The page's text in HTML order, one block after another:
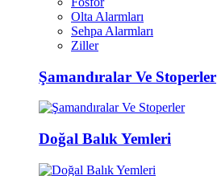
Olta Alarmları
Sehpa Alarmları
Ziller
Şamandıralar Ve Stoperler
Doğal Balık Yemleri